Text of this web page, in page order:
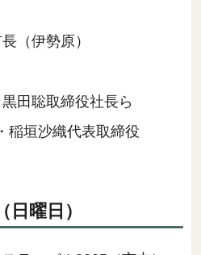
（伊勢原）
田聡取締役社長ら
稲垣沙織代表取締役
曜日）